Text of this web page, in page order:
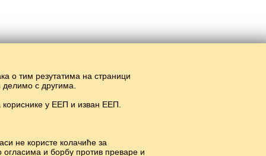
о тим резутатима на страници
с другима.
у ЕЕП и изван ЕЕП.
не користе колачиће за
огласима и борбу против преваре и